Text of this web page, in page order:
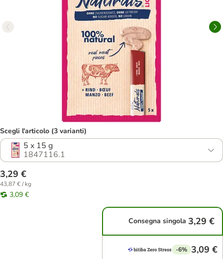
Scegli l'articolo (3 varianti)
5 x 15 g
1847116.1
3,29 €
43,87 € / kg
3,09 €
Consegna singola 3,29 €
-6% 3,09 €